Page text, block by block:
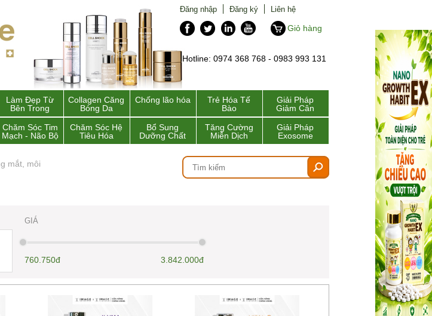
Đăng nhập Đăng ký
Liên hệ
Giỏ hàng
Hotline: 0974 368 768 - 0983 993 131
Làm Đẹp Từ
Bên Trong
Collagen Căng
Bóng Da
Chống lão hóa
Trẻ Hóa Tế
Bào
Giải Pháp
Giảm Cân
Chăm Sóc Tim
Mạch - Não Bộ
Chăm Sóc Hệ
Tiêu Hóa
Bổ Sung
Dưỡng Chất
Tăng Cường
Miễn Dịch
Giải Pháp
Exosome
mắt, môi
GIÁ
760.750đ 3.842.000đ